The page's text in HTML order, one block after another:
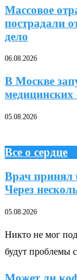
Массовое
пострадали
дело
06.08.2026
В Москве
медицинских
05.08.2026
Все о сердце
Врач принял
Через
05.08.2026
Никто не мог
будут проблемы